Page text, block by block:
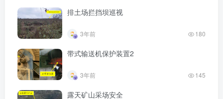
排土场拦挡坝巡视
3年前 180
带式输送机保护装置2
3年前 145
露天矿山采场安全